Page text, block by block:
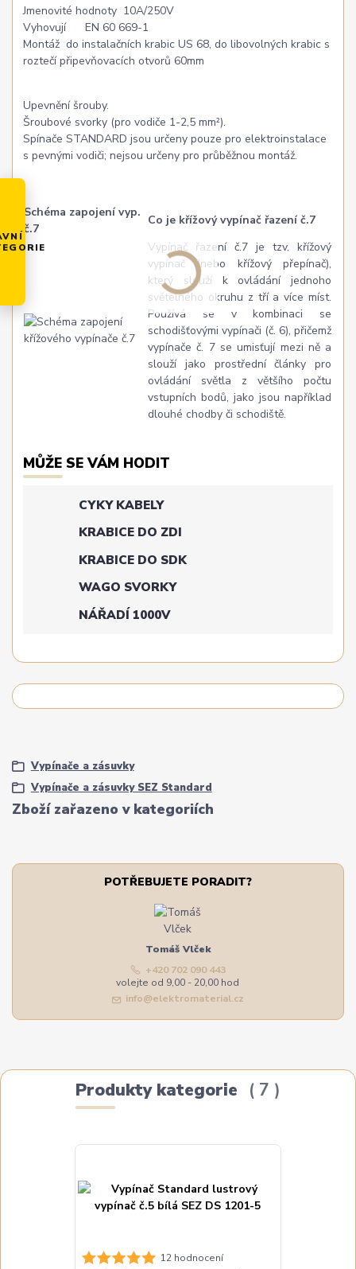
Jmenovité hodnoty 10A/250V
Vyhovují EN 60 669-1
Montáž do instalačních krabic US 68, do libovolných krabic s
roztečí připevňovacích otvorů 60mm
Upevnění šrouby.
Šroubové svorky (pro vodiče 1-2,5 mm²).
Spínače STANDARD jsou určeny pouze pro elektroinstalace
s pevnými vodiči; nejsou určeny pro průběžnou montáž.
Schéma zapojení vyp.
č.7
Co je křížový vypínač řazení č.7
Vypínač řazení č.7 je tzv. křížový
vypínač (nebo křížový přepínač),
který slouží k ovládání jednoho
světelného okruhu z tří a více míst.
Používá se v kombinaci se
schodišťovými vypínači (č. 6), přičemž
vypínače č. 7 se umisťují mezi ně a
slouží jako prostřední články pro
ovládání světla z většího počtu
vstupních bodů, jako jsou například
dlouhé chodby či schodiště.
MŮŽE SE VÁM HODIT
CYKY KABELY
KRABICE DO ZDI
KRABICE DO SDK
WAGO SVORKY
NÁŘADÍ 1000V
Zboží zařazeno v kategoriích
Vypínače a zásuvky
Vypínače a zásuvky SEZ Standard
POTŘEBUJETE PORADIT?
Tomáš Vlček
+420 702 090 443
volejte od 9,00 - 20,00 hod
info@elektromaterial.cz
Produkty kategorie 7
12 hodnocení